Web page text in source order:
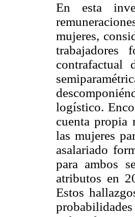
En esta
mujeres,
trabajadores
logístico.
cuenta propia
las mujeres
asalariado
para ambos
atributos en
Estos